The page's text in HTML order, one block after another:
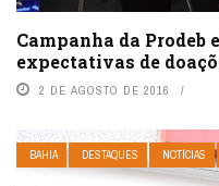
Campanha da Prodeb
expectativas de
2 DE AGOSTO DE 2016
BAHIA DESTAQUES NOTÍCIAS